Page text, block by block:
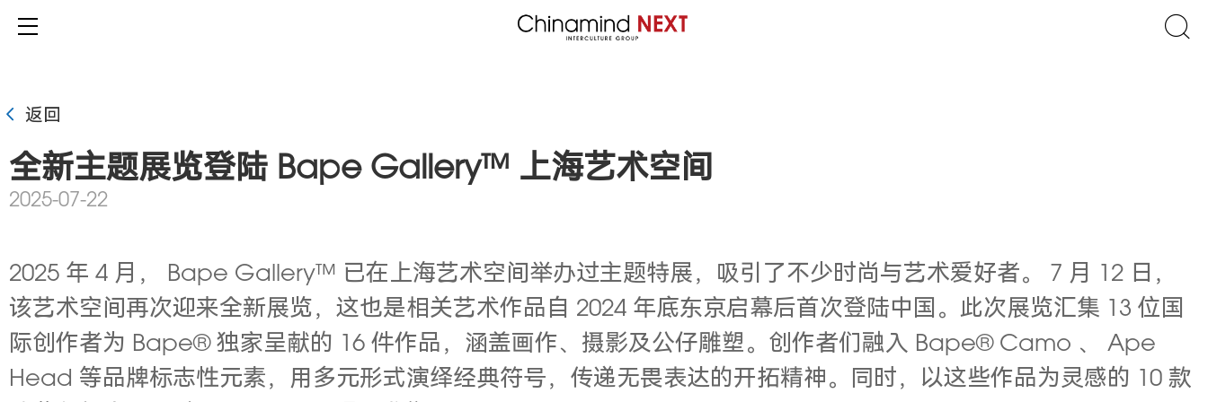
返回
全新主题展览登陆 Bape Gallery™ 上海艺术空间
2025-07-22
2025 年 4 月， Bape Gallery™ 已在上海艺术空间举办过主题特展，吸引了不少时尚与艺术爱好者。 7 月 12 日，
该艺术空间再次迎来全新展览，这也是相关艺术作品自 2024 年底东京启幕后首次登陆中国。此次展览汇集 13 位国
际创作者为 Bape® 独家呈献的 16 件作品，涵盖画作、摄影及公仔雕塑。创作者们融入 Bape® Camo 、 Ape
Head 等品牌标志性元素，用多元形式演绎经典符号， 传递无畏表达的开拓精神。 同时，以这些作品为灵感的 10 款